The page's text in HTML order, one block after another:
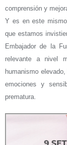
comprensión y
Y es en este
que estamos
Embajador de la
relevante a nivel
humanismo
emociones y
prematura.